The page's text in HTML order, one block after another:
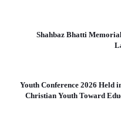
Shahbaz Bhatti
Youth Conference 2026 Held
Christian Youth Toward